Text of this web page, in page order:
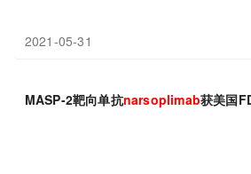
2021-05-31
MASP-2靶向单抗narsoplimab获美国